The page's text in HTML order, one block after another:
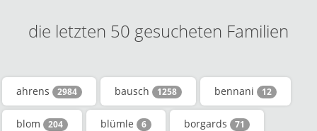
die letzten 50 gesucheten Familien
ahrens 2984 bausch 1258 bennani 12
blom 204 blümle 6 borgards 71